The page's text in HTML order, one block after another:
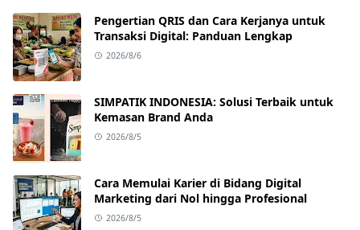
Pengertian QRIS dan Cara Kerjanya untuk
Transaksi Digital: Panduan Lengkap
2026/8/6
SIMPATIK INDONESIA: Solusi Terbaik untuk
Kemasan Brand Anda
2026/8/5
Cara Memulai Karier di Bidang Digital
Marketing dari Nol hingga Profesional
2026/8/5